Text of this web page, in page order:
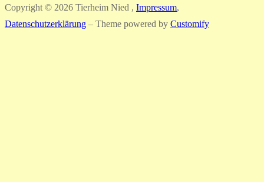
Copyright © 2026 Tierheim Nied , Impressum,
Datenschutzerklärung – Theme powered by Customify